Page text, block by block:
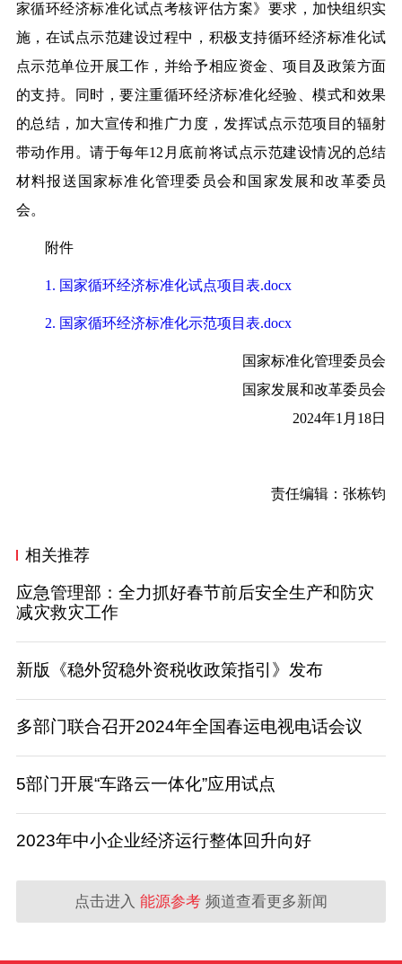
家循环经济标准化试点考核评估方案》要求，加快组织实
施，在试点示范建设过程中，积极支持循环经济标准化试
点示范单位开展工作，并给予相应资金、项目及政策方面
的支持。同时，要注重循环经济标准化经验、模式和效果
的总结，加大宣传和推广力度，发挥试点示范项目的辐射
带动作用。请于每年12月底前将试点示范建设情况的总结
材料报送国家标准化管理委员会和国家发展和改革委员
会。
附件
1. 国家循环经济标准化试点项目表.docx
2. 国家循环经济标准化示范项目表.docx
国家标准化管理委员会
国家发展和改革委员会
2024年1月18日
责任编辑：张栋钧
相关推荐
应急管理部：全力抓好春节前后安全生产和防灾
减灾救灾工作
新版《稳外贸稳外资税收政策指引》发布
多部门联合召开2024年全国春运电视电话会议
5部门开展“车路云一体化”应用试点
2023年中小企业经济运行整体回升向好
点击进入 能源参考 频道查看更多新闻